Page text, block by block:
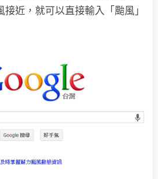
近，就可以直接輸入「颱風」